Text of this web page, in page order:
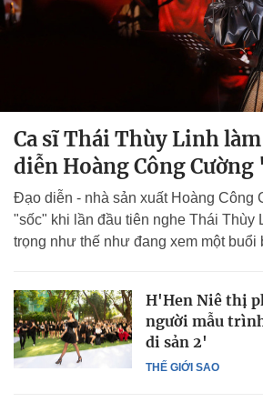
Ca sĩ Thái Thùy Linh
diễn Hoàng Công Cường
Đạo diễn - nhà sản xuất Hoàng Công
"sốc" khi lần đầu tiên nghe Thái Thùy
trọng như thế như đang xem một buổi
THẾ GIỚI SAO
H'Hen Niê thị
người mẫu
di sản 2'